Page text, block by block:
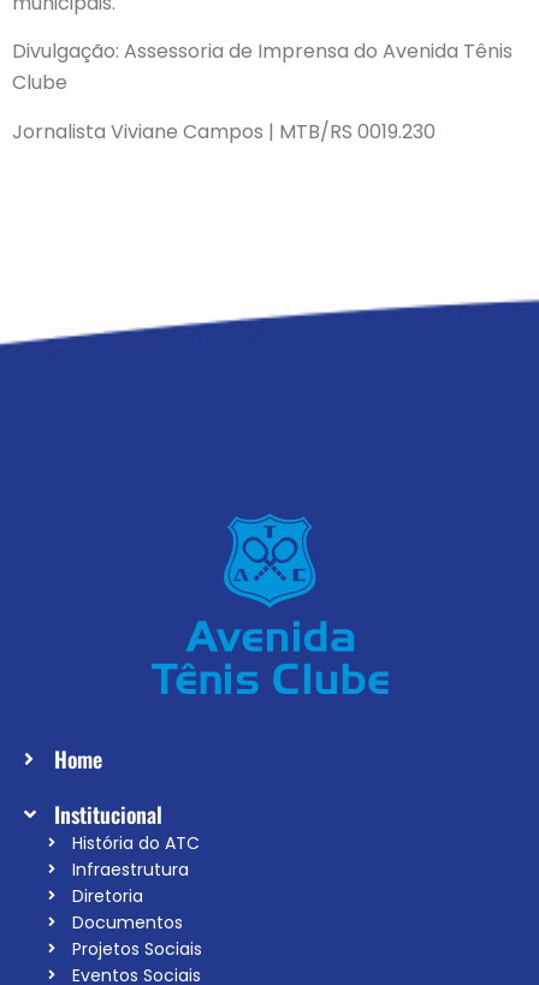
Divulgação: Assessoria de Imprensa do Avenida Tênis
Clube
Jornalista Viviane Campos | MTB/RS 0019.230
Home
Institucional
História do ATC
Infraestrutura
Diretoria
Documentos
Projetos Sociais
Eventos Sociais